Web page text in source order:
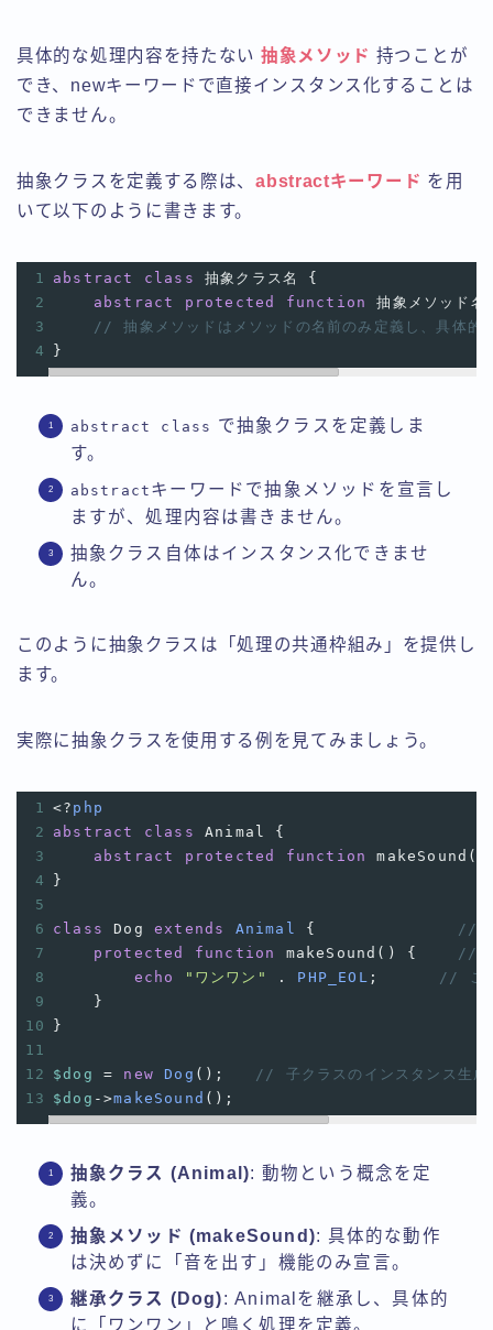
具体的な処理内容を持たない 抽象メソッド 持つことが
でき、newキーワードで直接インスタンス化することは
できません。
抽象クラスを定義する際は、abstractキーワード を用
いて以下のように書きます。
1 abstract class 抽象クラス名
{
2
abstract protected function 抽象メソッド名
3
// 抽象メソッドはメソッドの名前のみ定義し、具体的
4
}
abstract class で抽象クラスを定義しま
す。
abstract キーワードで抽象メソッドを宣言し
ますが、処理内容は書きません。
抽象クラス自体はインスタンス化できませ
ん。
このように抽象クラスは「処理の共通枠組み」を提供し
ます。
実際に抽象クラスを使用する例を見てみましょう。
1 <? php
2
abstract class Animal
{
3
abstract protected function makeSound
4
}
5
6
class Dog extends Animal {
//
7
protected function makeSound () {
//
8
echo "ワンワン" . PHP_EOL ;
// この
9
    }
10
}
11
12
$dog = new Dog ();
// 子クラスのインスタンス生成
13
$dog ->makeSound ();
抽象クラス (Animal): 動物という概念を定
義。
抽象メソッド (makeSound): 具体的な動作
は決めずに「音を出す」機能のみ宣言。
継承クラス (Dog): Animalを継承し、具体的
に「ワンワン」と鳴く処理を定義。